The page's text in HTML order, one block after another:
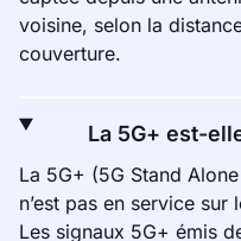
voisine, selon la
couverture.
La 5G+ est-
La 5G+ (5G Stand
n’est pas en service sur
Les signaux 5G+ émis